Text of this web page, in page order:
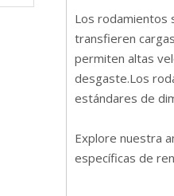
Los rodamientos
transfieren
permiten altas
desgaste.Los
estándares de
Explore nuestra
específicas de